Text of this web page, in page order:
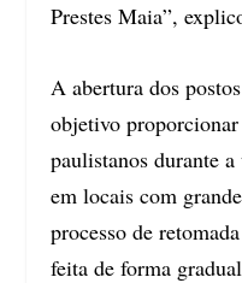
Prestes Maia”,
A abertura dos
objetivo
paulistanos durante
em locais com
processo de
feita de forma